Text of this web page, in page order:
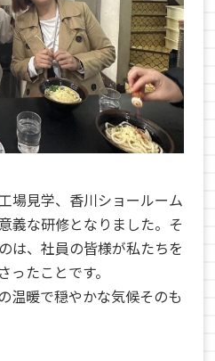
場見学、香川ショールーム
義な研修となりました。そ
は、社員の皆様が私たちを
たことです。
温暖で穏やかな気候そのも